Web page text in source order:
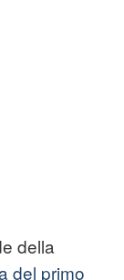
della
del primo